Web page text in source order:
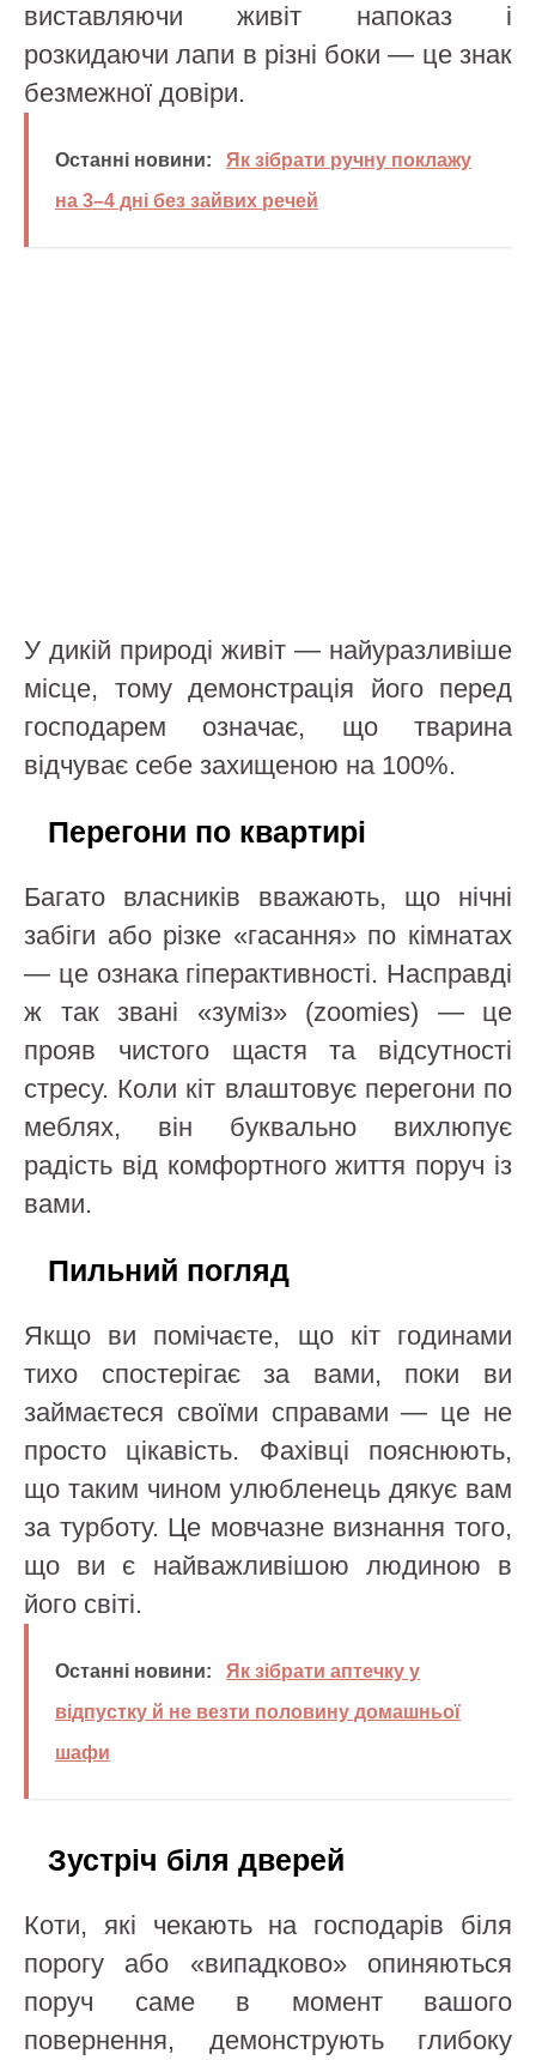
виставляючи живіт напоказ і
розкидаючи лапи в різні боки — це знак
безмежної довіри.
Останні новини:
Як зібрати ручну поклажу
на 3–4 дні без зайвих речей
У дикій природі живіт — найуразливіше
місце, тому демонстрація його перед
господарем означає, що тварина
відчуває себе захищеною на 100%.
Перегони по квартирі
Багато власників вважають, що нічні
забіги або різке «гасання» по кімнатах
— це ознака гіперактивності. Насправді
ж так звані «зуміз» (zoomies) — це
прояв чистого щастя та відсутності
стресу. Коли кіт влаштовує перегони по
меблях, він буквально вихлюпує
радість від комфортного життя поруч із
вами.
Пильний погляд
Якщо ви помічаєте, що кіт годинами
тихо спостерігає за вами, поки ви
займаєтеся своїми справами — це не
просто цікавість. Фахівці пояснюють,
що таким чином улюбленець дякує вам
за турботу. Це мовчазне визнання того,
що ви є найважливішою людиною в
його світі.
Останні новини:
Як зібрати аптечку у
відпустку й не везти половину домашньої
шафи
Зустріч біля дверей
Коти, які чекають на господарів біля
порогу або «випадково» опиняються
поруч саме в момент вашого
повернення, демонструють глибоку